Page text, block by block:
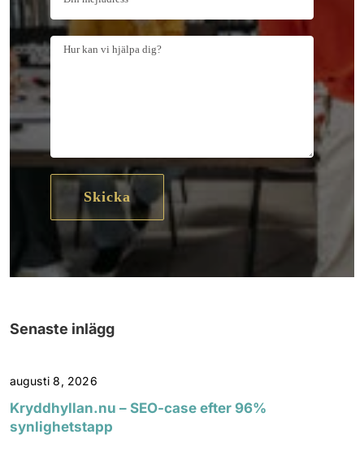
Senaste inlägg
augusti 8, 2026
Kryddhyllan.nu – SEO-case efter 96%
synlighetstapp